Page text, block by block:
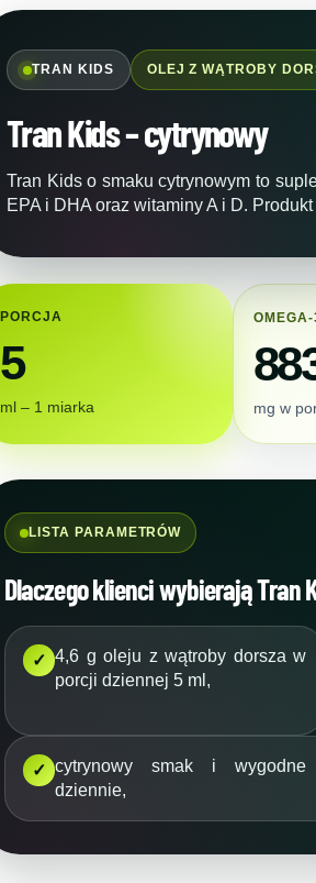
TRAN KIDS OLEJ Z WĄTROBY
Tran Kids – cytrynowy
Tran Kids o smaku cytrynowym to
EPA i DHA oraz witaminy A i D.
PORCJA
5
ml – 1 miarka
OMEGA-
mg w
LISTA PARAMETRÓW
Dlaczego klienci wybierają Tran
✓ 4,6 g oleju z wątroby dorsza w
porcji dziennej 5 ml,
✓ cytrynowy smak i wygodne
dziennie,